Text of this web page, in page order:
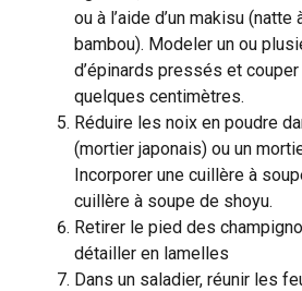
ou à l’aide d’un makisu
bambou). Modeler un ou
d’épinards pressés et
quelques centimètres.
Réduire les noix en poudre
(mortier japonais) ou un
Incorporer une cuillère à
cuillère à soupe de shoyu.
Retirer le pied des
détailler en lamelles
Dans un saladier, réunir les